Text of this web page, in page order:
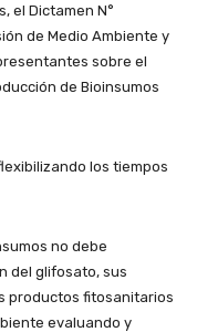
el Dictamen N°
de Medio Ambiente y
sobre el
de Bioinsumos
los tiempos
no debe
del glifosato, sus
productos fitosanitarios
evaluando y